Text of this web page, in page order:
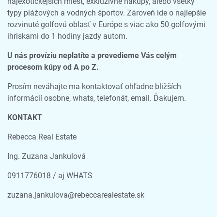
typy plážových a vodných športov. Zároveň ide o najlepšie
rozvinuté golfovú oblasť v Európe s viac ako 50 golfovými
ihriskami do 1 hodiny jazdy autom.
U nás províziu neplatíte a prevedieme Vás celým
procesom kúpy od A po Z.
Prosím neváhajte ma kontaktovať ohľadne bližších
informácií osobne, whats, telefonát, email. Ďakujem.
KONTAKT
Rebecca Real Estate
Ing. Zuzana Jankulová
0911776018 / aj WHATS
zuzana.jankulova@rebeccarealestate.sk